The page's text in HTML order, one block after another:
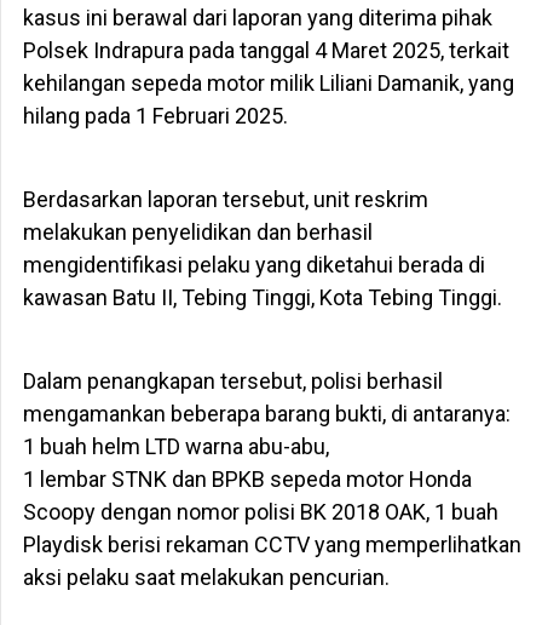
kasus ini berawal dari laporan yang diterima pihak
Polsek Indrapura pada tanggal 4 Maret 2025, terkait
kehilangan sepeda motor milik Liliani Damanik, yang
hilang pada 1 Februari 2025.
Berdasarkan laporan tersebut, unit reskrim
melakukan penyelidikan dan berhasil
mengidentifikasi pelaku yang diketahui berada di
kawasan Batu II, Tebing Tinggi, Kota Tebing Tinggi.
Dalam penangkapan tersebut, polisi berhasil
mengamankan beberapa barang bukti, di antaranya:
1 buah helm LTD warna abu-abu,
1 lembar STNK dan BPKB sepeda motor Honda
Scoopy dengan nomor polisi BK 2018 OAK, 1 buah
Playdisk berisi rekaman CCTV yang memperlihatkan
aksi pelaku saat melakukan pencurian.